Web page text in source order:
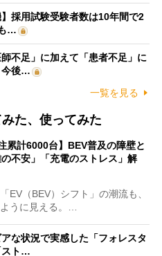
採用試験受験者数は10年間で2
…
不足」に加えて「患者不足」に
今後…
一覧を見る
た、使ってみた
累計6000台】BEV普及の障壁と
不安」「充電のストレス」解
（BEV）シフト」の潮流も、
うに見える。…
な状況で実感した「フォレスタ
スト…